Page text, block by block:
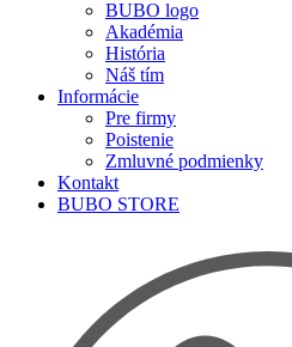
BUBO logo
Akadémia
História
Náš tím
Informácie
Pre firmy
Poistenie
Zmluvné podmienky
Kontakt
BUBO STORE